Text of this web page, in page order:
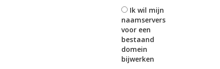
Ik wil mijn
naamservers
voor een
bestaand
domein
bijwerken